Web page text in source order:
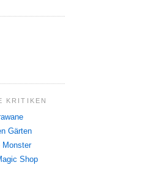
KRITIKEN
Gärten
Monster
Shop